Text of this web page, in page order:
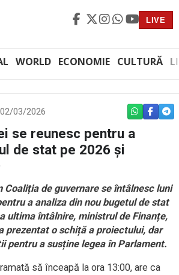
LIVE
WORLD ECONOMIE CULTURĂ
03/2026 WHATSAPP
se reunesc pentru a
de stat pe 2026 și
Coaliția de guvernare se întâlnesc luni
a analiza din nou bugetul de stat
ultima întâlnire, ministrul de Finanțe,
prezentat o schiță a proiectului, dar
pentru a susține legea în Parlament.
să înceapă la ora 13:00, are ca